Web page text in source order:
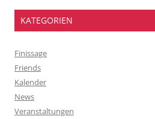
KATEGORIEN
Finissage
Friends
Kalender
News
Veranstaltungen